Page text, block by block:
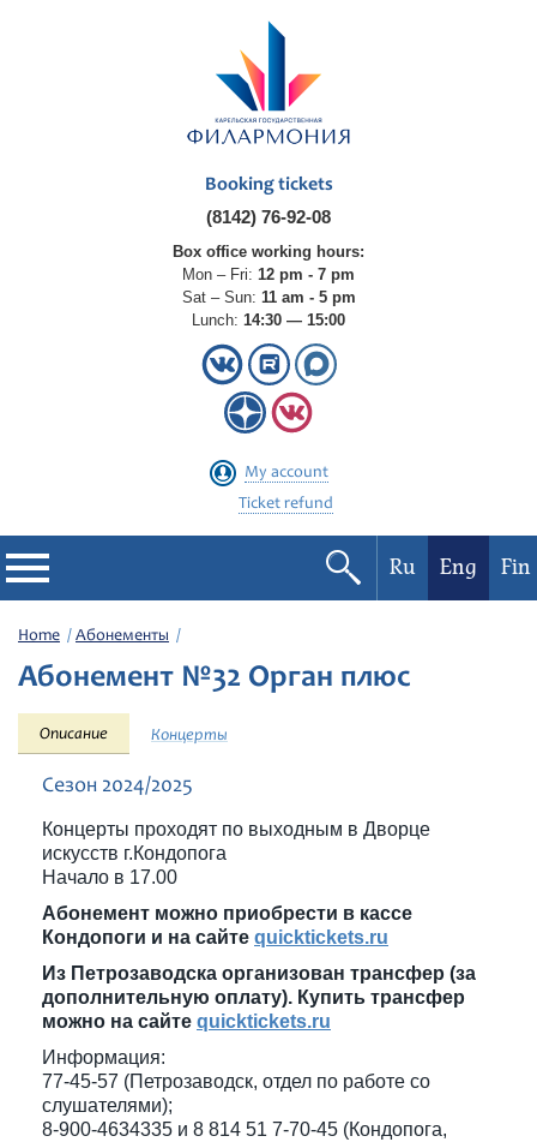
Booking tickets
(8142) 76-92-08
Box office working hours:
Mon – Fri: 12 pm - 7 pm
Sat – Sun: 11 am - 5 pm
Lunch: 14:30 — 15:00
My account
Ticket refund
Philharmonic
Festivals
Ru Eng Fin
Home Абонементы
Абонемент №32 Орган плюс
Описание Концерты
Сезон 2024/2025
Концерты проходят по выходным в Дворце
искусств г.Кондопога
Начало в 17.00
Абонемент можно приобрести в кассе
Кондопоги и на сайте quicktickets.ru
Из Петрозаводска организован трансфер (за
дополнительную оплату). Купить трансфер
можно на сайте quicktickets.ru
Информация:
77-45-57 (Петрозаводск, отдел по работе со
слушателями);
8-900-4634335 и 8 814 51 7-70-45 (Кондопога,